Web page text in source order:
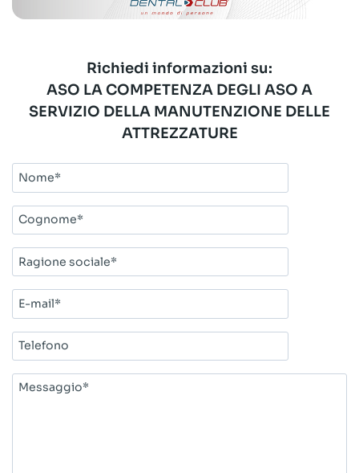
Richiedi informazioni su:
ASO LA COMPETENZA DEGLI ASO A
SERVIZIO DELLA MANUTENZIONE DELLE
ATTREZZATURE
Nome*
Cognome*
Ragione
sociale*
E-
mail*
Telefono
Messaggio*